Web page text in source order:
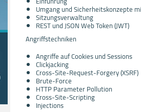
Umgang und Sicherheitskonzepte
Sitzungsverwaltung
REST und JSON Web Token (JWT)
Angriffstechniken
Angriffe auf Cookies und Sessions
Clickjacking
Cross-Site-Request-Forgery (XSRF)
Brute-Force
HTTP Parameter Pollution
Cross-Site-Scripting
Injections